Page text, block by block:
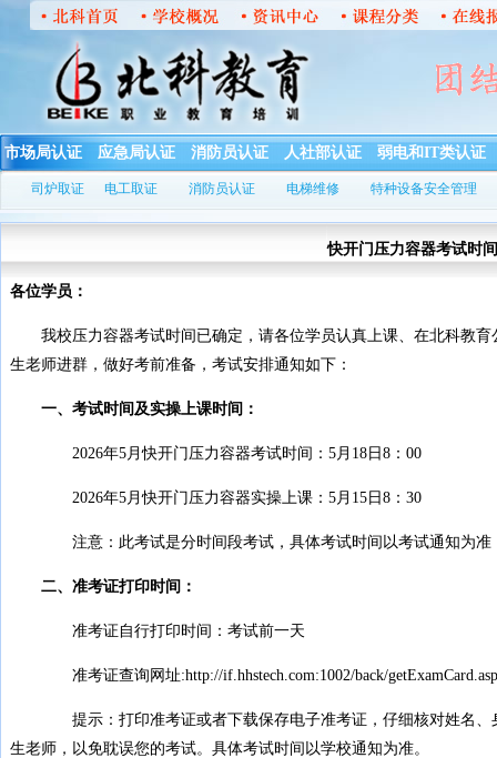
市场局认证 应急局认证 消防员认证 人社部认证 弱电和IT类认证
司炉取证 电工取证 消防员认证 电梯维修 特种设备安全管理
快开门压力容器考试时
各位学员：
我校压力容器考试时间已确定，请各位学员认真上课、在北科教育
生老师进群，做好考前准备，考试安排通知如下：
一、考试时间及实操上课时间：
2026年5月快开门压力容器考试时间：5月18日8：00
2026年5月快开门压力容器实操上课：5月15日8：30
注意：此考试是分时间段考试，具体考试时间以考试通知为准
二、准考证打印时间：
准考证自行打印时间：考试前一天
准考证查询网址:http://if.hhstech.com:1002/back/
提示：打印准考证或者下载保存电子准考证，仔细核对姓名、身
生老师，以免耽误您的考试。具体考试时间以学校通知为准。